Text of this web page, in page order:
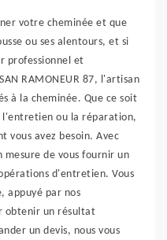
votre cheminée et que
ou ses alentours, et si
professionnel et
RAMONEUR 87, l'artisan
à la cheminée. Que ce soit
ou la réparation,
vous avez besoin. Avec
mesure de vous fournir un
d'entretien. Vous
appuyé par nos
obtenir un résultat
un devis, nous vous